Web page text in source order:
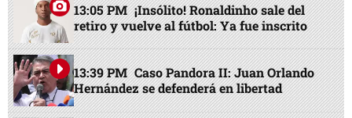
13:05 PM ¡Insólito! Ronaldinho sale del
retiro y vuelve al fútbol: Ya fue inscrito
13:39 PM Caso Pandora II: Juan Orlando
Hernández se defenderá en libertad